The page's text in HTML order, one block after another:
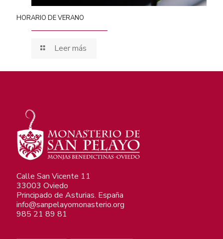
HORARIO DE VERANO
Leer más
Calle San Vicente 11
33003 Oviedo
Principado de Asturias. España
info@sanpelayomonasterio.org
985 21 89 81